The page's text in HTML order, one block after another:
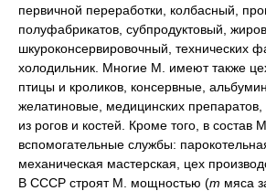
первичной переработки, колбасный,
полуфабрикатов, субпродуктовый,
шкуроконсервировочный, технических
холодильник. Многие М. имеют также
птицы и кроликов, консервные,
желатиновые, медицинских препаратов,
из рогов и костей. Кроме того, в состав
вспомогательные службы:
механическая мастерская, цех
В СССР строят М. мощностью (т мяса